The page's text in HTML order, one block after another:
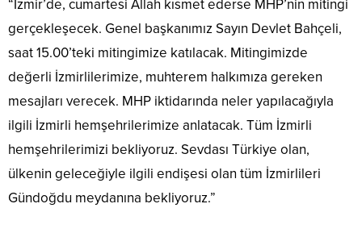
“İzmir’de, cumartesi Allah kısmet ederse MHP’nin mitingi
gerçekleşecek. Genel başkanımız Sayın Devlet Bahçeli,
saat 15.00’teki mitingimize katılacak. Mitingimizde
değerli İzmirlilerimize, muhterem halkımıza gereken
mesajları verecek. MHP iktidarında neler yapılacağıyla
ilgili İzmirli hemşehrilerimize anlatacak. Tüm İzmirli
hemşehrilerimizi bekliyoruz. Sevdası Türkiye olan,
ülkenin geleceğiyle ilgili endişesi olan tüm İzmirlileri
Gündoğdu meydanına bekliyoruz.”